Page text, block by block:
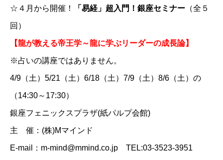
☆ ４月から開催！ 「易経」超入門！銀座セミナー （全５
回）
【龍が教える帝王学～龍に学ぶリーダーの成長論】
※占いの講座ではありません。
4/9（土）5/21（土）6/18（土）7/9（土）8/6（土）の
（14:30～17:30）
銀座フェニックスプラザ(紙パルプ会館)
主 催：(株)Mマインド
E-mail：m-mind@mmind.co.jp TEL:03-3523-3951